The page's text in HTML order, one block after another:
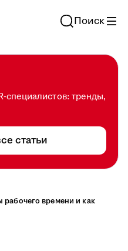
Поиск
специалистов: тренды,
статьи
времени и как